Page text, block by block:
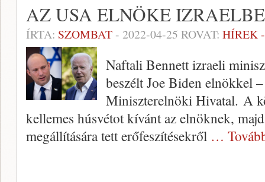
AZ USA ELNÖKE
ÍRTA: SZOMBAT- 2022-04-25 ROVAT: HÍREK
Naftali Bennett izraeli
beszélt Joe Biden elnökkel
Miniszterelnöki Hivatal. A
kellemes húsvétot kívánt az elnöknek,
megállítására tett erőfeszítésekről …